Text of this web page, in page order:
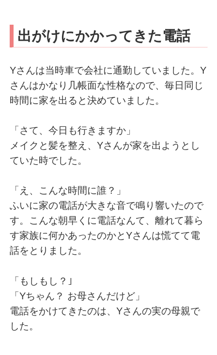
出がけにかかってきた電話
Yさんは当時車で会社に通勤していました。Y
さんはかなり几帳面な性格なので、毎日同じ
時間に家を出ると決めていました。
「さて、今日も行きますか」
メイクと髪を整え、Yさんが家を出ようとし
ていた時でした。
「え、こんな時間に誰？」
ふいに家の電話が大きな音で鳴り響いたので
す。こんな朝早くに電話なんて、離れて暮ら
す家族に何かあったのかとYさんは慌てて電
話をとりました。
「もしもし？｣
「Yちゃん？ お母さんだけど」
電話をかけてきたのは、Yさんの実の母親で
した。